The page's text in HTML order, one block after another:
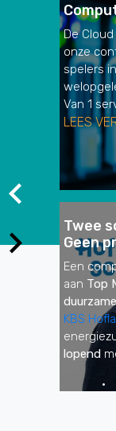
De
onze
spelers
Van 1
LEES
Twee
Geen
Een
aan Top
KBS
lopend